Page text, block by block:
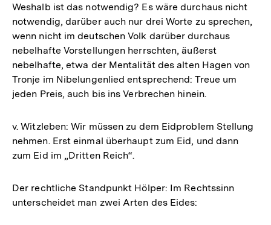
Weshalb ist das notwendig? Es wäre durchaus nicht
notwendig, darüber auch nur drei Worte zu sprechen,
wenn nicht im deutschen Volk darüber durchaus
nebelhafte Vorstellungen herrschten, äußerst
nebelhafte, etwa der Mentalität des alten Hagen von
Tronje im Nibelungenlied entsprechend: Treue um
jeden Preis, auch bis ins Verbrechen hinein.
v. Witzleben: Wir müssen zu dem Eidproblem Stellung
nehmen. Erst einmal überhaupt zum Eid, und dann
zum Eid im „Dritten Reich“.
Der rechtliche Standpunkt Hölper: Im Rechtssinn
unterscheidet man zwei Arten des Eides: